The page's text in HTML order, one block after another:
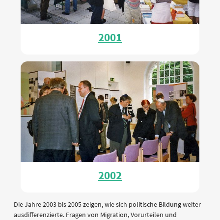
2001
2002
Die Jahre 2003 bis 2005 zeigen, wie sich politische Bildung weiter
ausdifferenzierte. Fragen von Migration, Vorurteilen und